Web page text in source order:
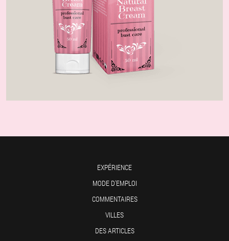
EXPÉRIENCE
MODE D'EMPLOI
COMMENTAIRES
VILLES
DES ARTICLES